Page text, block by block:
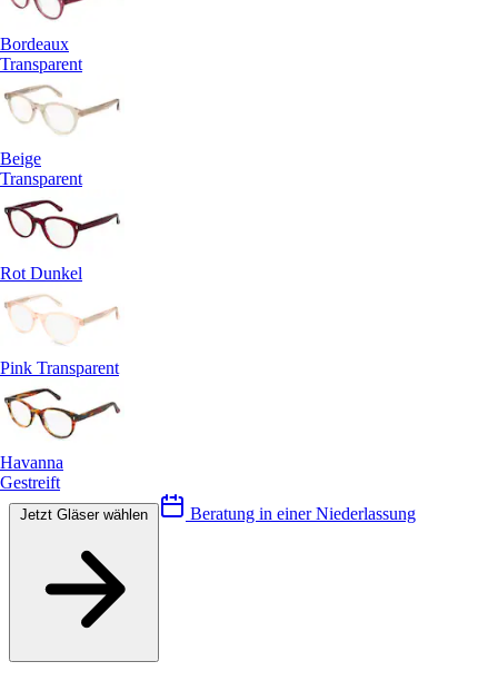
Bordeaux
Transparent
Beige
Transparent
Rot Dunkel
Pink Transparent
Havanna
Gestreift
Beratung in einer Niederlassung